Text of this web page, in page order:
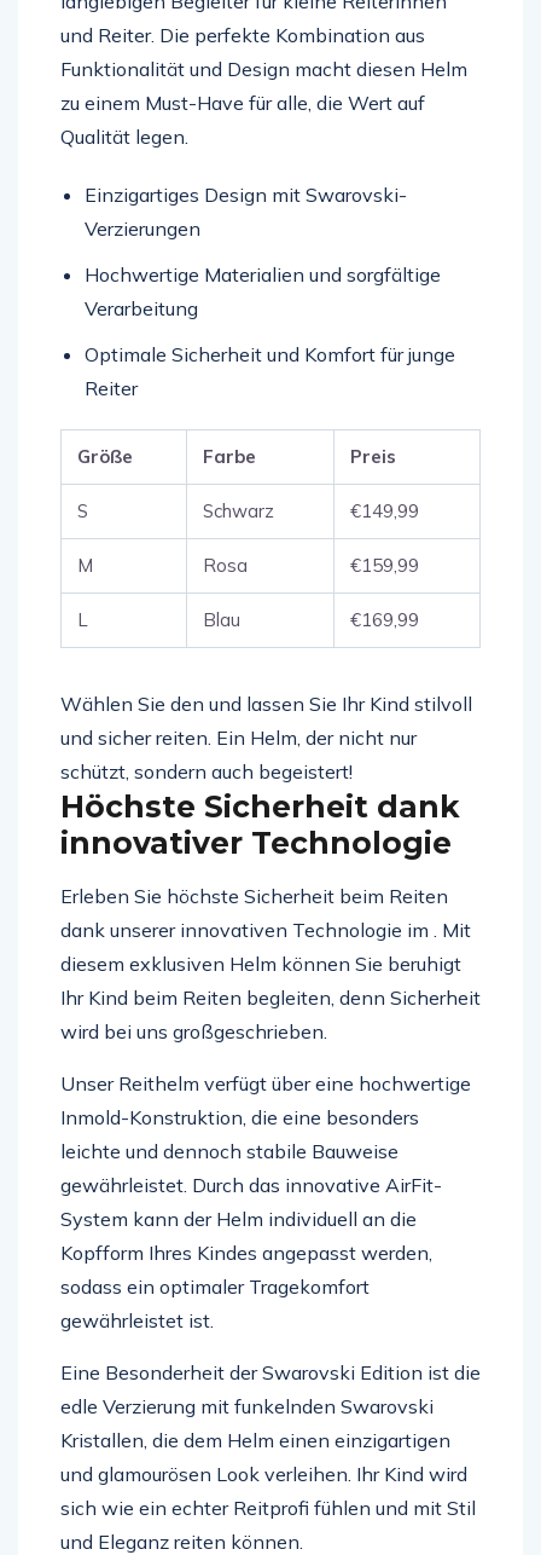
und Reiter. Die perfekte Kombination aus
Funktionalität und Design macht diesen Helm
zu einem Must-Have für alle, die Wert auf
Qualität legen.
Einzigartiges Design mit Swarovski-
Verzierungen
Hochwertige Materialien und sorgfältige
Verarbeitung
Optimale Sicherheit und Komfort für junge
Reiter
Größe Farbe Preis
S Schwarz €149,99
M Rosa €159,99
L Blau €169,99
Wählen Sie den und lassen Sie Ihr Kind stilvoll
und sicher reiten. Ein Helm, der nicht nur
schützt, sondern auch begeistert!
Höchste Sicherheit dank
innovativer Technologie
Erleben Sie höchste Sicherheit beim Reiten
dank unserer innovativen Technologie im . Mit
diesem exklusiven Helm können Sie beruhigt
Ihr Kind beim Reiten begleiten, denn Sicherheit
wird bei uns großgeschrieben.
Unser Reithelm verfügt über eine hochwertige
Inmold-Konstruktion, die eine besonders
leichte und dennoch stabile Bauweise
gewährleistet. Durch das innovative AirFit-
System kann der Helm individuell an die
Kopfform Ihres Kindes angepasst werden,
sodass ein optimaler Tragekomfort
gewährleistet ist.
Eine Besonderheit der Swarovski Edition ist die
edle Verzierung mit funkelnden Swarovski
Kristallen, die dem Helm einen einzigartigen
und glamourösen Look verleihen. Ihr Kind wird
sich wie ein echter Reitprofi fühlen und mit Stil
und Eleganz reiten können.